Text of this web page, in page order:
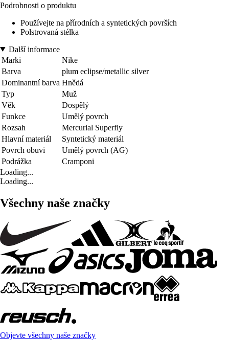
Podrobnosti o produktu
Používejte na přírodních a syntetických površích
Polstrovaná stélka
Další informace
Marki
Nike
Barva
plum eclipse/metallic silver
Dominantní barva Hnědá
Typ
Muž
Věk
Dospělý
Funkce
Umělý povrch
Rozsah
Mercurial Superfly
Hlavní materiál
Syntetický materiál
Povrch obuvi
Umělý povrch (AG)
Podrážka
Cramponi
Loading...
Loading...
Všechny naše značky
Objevte všechny naše značky